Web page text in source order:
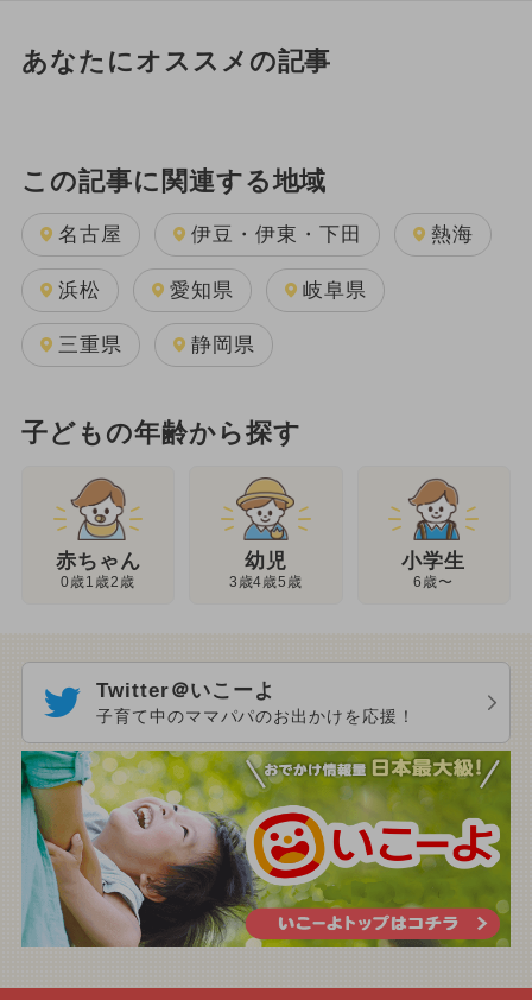
あなたにオススメの記事
この記事に関連する地域
名古屋 伊豆・伊東・下田 熱海
浜松 愛知県 岐阜県
三重県 静岡県
子どもの年齢から探す
赤ちゃん
0歳1歳2歳
幼児
3歳4歳5歳
小学生
6歳〜
Twitter＠いこーよ
子育て中のママパパのお出かけを応援！